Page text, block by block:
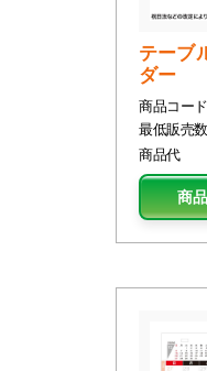
テーブ
ダー
商品コード
最低販売数
商品代
商